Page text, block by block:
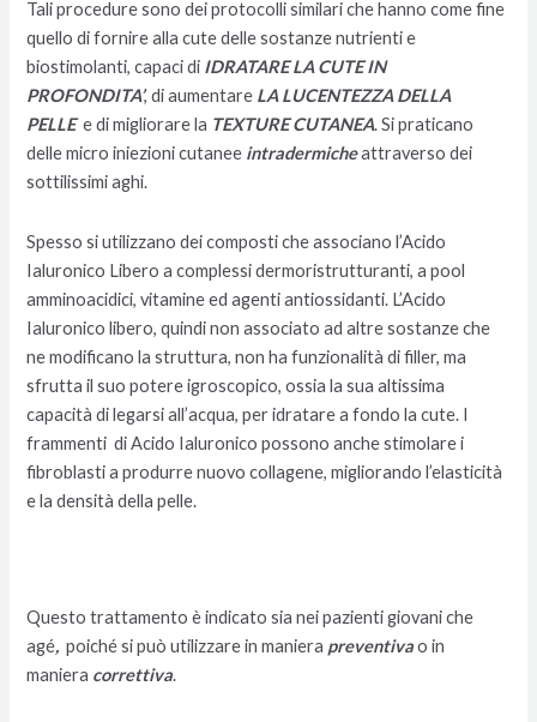
Tali procedure sono dei protocolli similari che hanno come fine
quello di fornire alla cute delle sostanze nutrienti e
biostimolanti, capaci di IDRATARE LA CUTE IN
PROFONDITA’, di aumentare LA LUCENTEZZA DELLA
PELLEe di migliorare la TEXTURE CUTANEA. Si praticano
delle micro iniezioni cutanee intradermicheattraverso dei
sottilissimi aghi.
Spesso si utilizzano dei composti che associano l’Acido
Ialuronico Libero a complessi dermoristrutturanti, a pool
amminoacidici, vitamine ed agenti antiossidanti. L’Acido
Ialuronico libero, quindi non associato ad altre sostanze che
ne modificano la struttura, non ha funzionalità di filler, ma
sfrutta il suo potere igroscopico, ossia la sua altissima
capacità di legarsi all’acqua, per idratare a fondo la cute. I
frammenti di Acido Ialuronico possono anche stimolare i
fibroblasti a produrre nuovo collagene, migliorando l’elasticità
e la densità della pelle.
Questo trattamento è indicato sia nei pazienti giovani che
agé, poiché si può utilizzare in maniera preventivao in
maniera correttiva.